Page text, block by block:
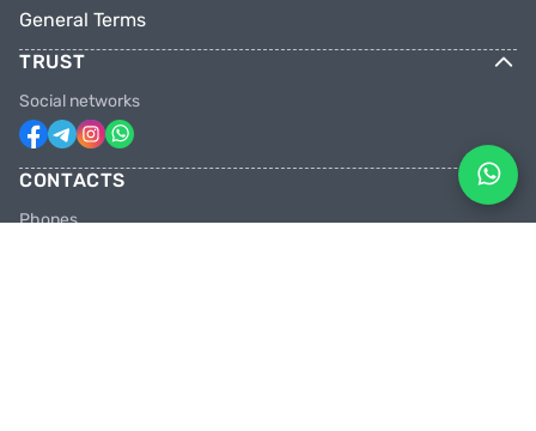
General Terms
TRUST
Social networks
CONTACTS
Phones